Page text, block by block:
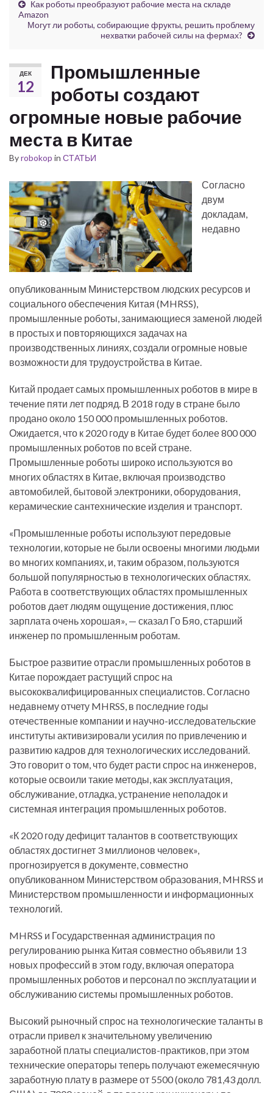
Как роботы преобразуют рабочие места на складе
Amazon
Могут ли роботы, собирающие фрукты, решить проблему
нехватки рабочей силы на фермах?
ДЕК
12
Промышленные
роботы создают
огромные новые рабочие
места в Китае
Byrobokop in СТАТЬИ
Согласно
двум
докладам,
недавно
опубликованным Министерством людских ресурсов и
социального обеспечения Китая (MHRSS),
промышленные роботы, занимающиеся заменой людей
в простых и повторяющихся задачах на
производственных линиях, создали огромные новые
возможности для трудоустройства в Китае.
Китай продает самых промышленных роботов в мире в
течение пяти лет подряд. В 2018 году в стране было
продано около 150 000 промышленных роботов.
Ожидается, что к 2020 году в Китае будет более 800 000
промышленных роботов по всей стране.
Промышленные роботы широко используются во
многих областях в Китае, включая производство
автомобилей, бытовой электроники, оборудования,
керамические сантехнические изделия и транспорт.
«Промышленные роботы используют передовые
технологии, которые не были освоены многими людьми
во многих компаниях, и, таким образом, пользуются
большой популярностью в технологических областях.
Работа в соответствующих областях промышленных
роботов дает людям ощущение достижения, плюс
зарплата очень хорошая», — сказал Го Бяо, старший
инженер по промышленным роботам.
Быстрое развитие отрасли промышленных роботов в
Китае порождает растущий спрос на
высококвалифицированных специалистов. Согласно
недавнему отчету MHRSS, в последние годы
отечественные компании и научно-исследовательские
институты активизировали усилия по привлечению и
развитию кадров для технологических исследований.
Это говорит о том, что будет расти спрос на инженеров,
которые освоили такие методы, как эксплуатация,
обслуживание, отладка, устранение неполадок и
системная интеграция промышленных роботов.
«К 2020 году дефицит талантов в соответствующих
областях достигнет 3 миллионов человек»,
прогнозируется в документе, совместно
опубликованном Министерством образования, MHRSS и
Министерством промышленности и информационных
технологий.
MHRSS и Государственная администрация по
регулированию рынка Китая совместно объявили 13
новых профессий в этом году, включая оператора
промышленных роботов и персонал по эксплуатации и
обслуживанию системы промышленных роботов.
Высокий рыночный спрос на технологические таланты в
отрасли привел к значительному увеличению
заработной платы специалистов-практиков, при этом
технические операторы теперь получают ежемесячную
заработную плату в размере от 5500 (около 781,43 долл.